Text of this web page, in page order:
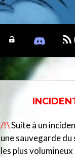
C
O
E
S
O
D
U
C
/!\Suite à un
une sauvegarde du
les plus